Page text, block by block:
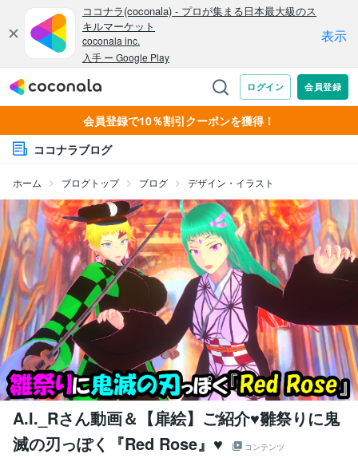
会員登録で10％割引クーポンを獲得！
ココナラブログ
ホーム ブログトップ ブログ デザイン・イラスト
A.I._Rさん動画＆【扉絵】ご紹介♥雛祭りに鬼
滅の刃っぽく『Red Rose』♥
コンテンツ